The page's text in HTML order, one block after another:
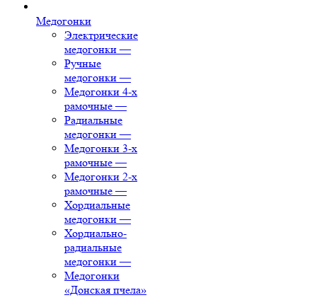
Медогонки
Электрические
медогонки —
Ручные
медогонки —
Медогонки 4-х
рамочные —
Радиальные
медогонки —
Медогонки 3-х
рамочные —
Медогонки 2-х
рамочные —
Хордиальные
медогонки —
Хордиально-
радиальные
медогонки —
Медогонки
«Донская пчела»